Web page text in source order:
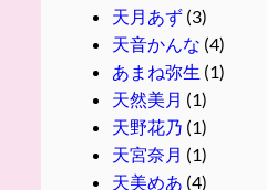
天月あず(3)
天音かんな (4)
あまね弥生 (1)
天然美月 (1)
天野花乃 (1)
天宮奈月 (1)
天美めあ (4)